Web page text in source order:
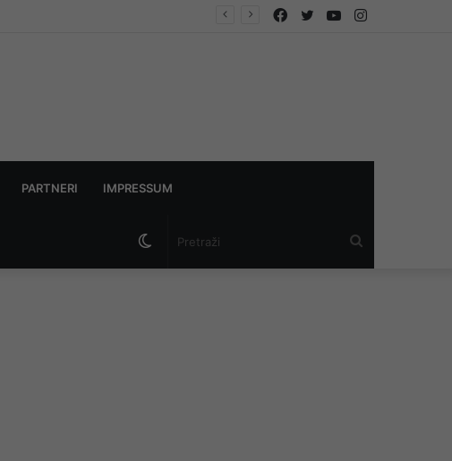
Instagram
YouTube
Twitter
Facebook
PARTNERI IMPRESSUM
Switch